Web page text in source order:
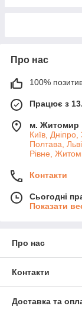
Про нас
100%
Працює з
м. Житомир
Київ,
Полтава,
Рівне,
Контакти
Сьогодні
Показати
Про нас
Контакти
Доставка та